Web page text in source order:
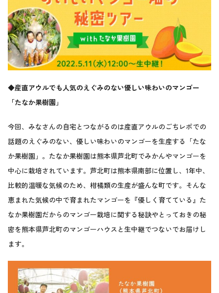
◆産直アウルでも人気のえぐみのない優しい味わいのマンゴー
「たなか果樹園」
今回、みなさんの自宅とつながるのは産直アウルのごちレポでの
話題のえぐみのない、優しい味わいのマンゴーを生産する「たな
か果樹園」。たなか果樹園は熊本県芦北町でみかんやマンゴーを
中心に栽培されています。芦北町は熊本県南部に位置し、1年中、
比較的温暖な気候のため、柑橘類の生産が盛んな町です。そんな
恵まれた気候の中で育まれたマンゴーを『優しく育てている』た
なか果樹園だからのマンゴー栽培に関する秘訣やとっておきの秘
密を熊本県芦北町のマンゴーハウスと生中継でつないでお届けし
ます。